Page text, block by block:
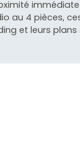
au 4 pièces,
et leurs